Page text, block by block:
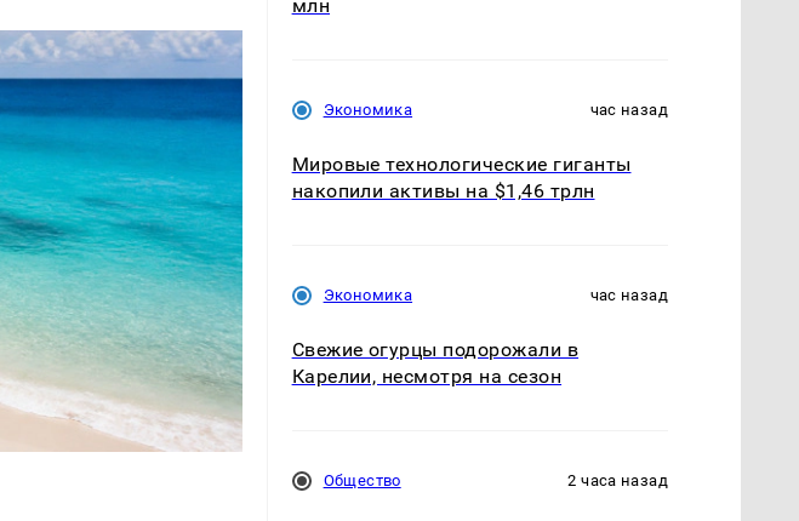
млн
Экономика час назад
Мировые технологические гиганты
накопили активы на $1,46 трлн
Экономика час назад
Свежие огурцы подорожали в
Карелии, несмотря на сезон
Общество 2 часа назад